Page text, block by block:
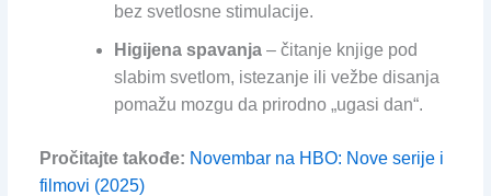
bez svetlosne stimulacije.
Higijena spavanja– čitanje knjige pod
slabim svetlom, istezanje ili vežbe disanja
pomažu mozgu da prirodno „ugasi dan“.
Pročitajte takođe: Novembar na HBO: Nove serije i
filmovi (2025)